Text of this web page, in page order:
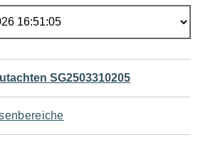
SG2503310205